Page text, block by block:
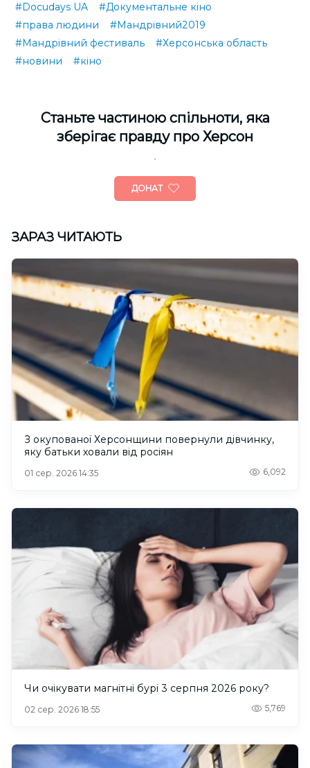
#Docudays UA
#Документальне кіно
#права людини
#Мандрівний2019
#Мандрівний фестиваль
#Херсонська область
#новини
#кіно
Cтаньте частиною спільноти, яка
зберігає правду про Херсон
ДОНАТ
ЗАРАЗ ЧИТАЮТЬ
З окупованої Херсонщини повернули дівчинку,
яку батьки ховали від росіян
01 сер. 2026 14:35 6,092
Чи очікувати магнітні бурі 3 серпня 2026 року?
02 сер. 2026 18:55 5,769